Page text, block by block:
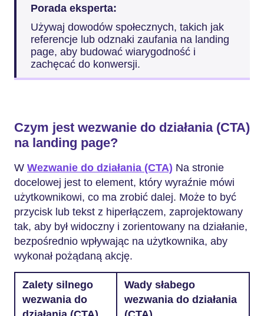
Porada eksperta:
Używaj dowodów społecznych, takich jak
referencje lub odznaki zaufania na landing
page, aby budować wiarygodność i
zachęcać do konwersji.
Czym jest wezwanie do działania (CTA)
na landing page?
W Wezwanie do działania (CTA) Na stronie
docelowej jest to element, który wyraźnie mówi
użytkownikowi, co ma zrobić dalej. Może to być
przycisk lub tekst z hiperłączem, zaprojektowany
tak, aby był widoczny i zorientowany na działanie,
bezpośrednio wpływając na użytkownika, aby
wykonał pożądaną akcję.
Zalety silnego
wezwania do
Wady słabego
wezwania do działania